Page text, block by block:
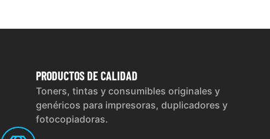
PRODUCTOSDE CALIDAD
Toners, tintas y consumibles originales y
genéricos para impresoras, duplicadores y
fotocopiadoras.